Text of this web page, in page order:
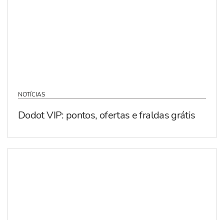
NOTÍCIAS
Dodot VIP: pontos, ofertas e fraldas grátis